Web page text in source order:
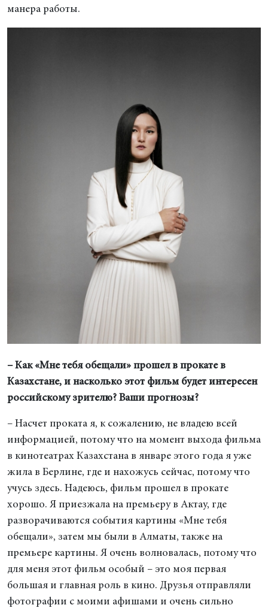
манера работы.
– Как «Мне тебя обещали» прошел в прокате в
Казахстане, и насколько этот фильм будет интересен
российскому зрителю? Ваши прогнозы?
– Насчет проката я, к сожалению, не владею всей
информацией, потому что на момент выхода фильма
в кинотеатрах Казахстана в январе этого года я уже
жила в Берлине, где и нахожусь сейчас, потому что
учусь здесь. Надеюсь, фильм прошел в прокате
хорошо. Я приезжала на премьеру в Актау, где
разворачиваются события картины «Мне тебя
обещали», затем мы были в Алматы, также на
премьере картины. Я очень волновалась, потому что
для меня этот фильм особый – это моя первая
большая и главная роль в кино. Друзья отправляли
фотографии с моими афишами и очень сильно